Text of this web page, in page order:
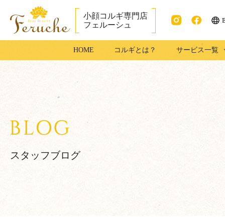
銀座で小顔コル
小顔コルギ専門店
フェルーシュ
ram
ook
HOME コルギとは？ サービス一覧
スタッフブログ